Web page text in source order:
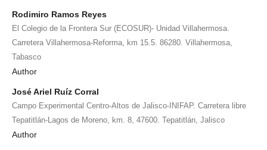
Rodimiro Ramos Reyes
El Colegio de la Frontera Sur (ECOSUR)- Unidad Villahermosa.
Carretera Villahermosa-Reforma, km 15.5. 86280. Villahermosa,
Tabasco
Author
José Ariel Ruíz Corral
Campo Experimental Centro-Altos de Jalisco-INIFAP. Carretera libre
Tepatitlán-Lagos de Moreno, km. 8, 47600. Tepatitlán, Jalisco
Author